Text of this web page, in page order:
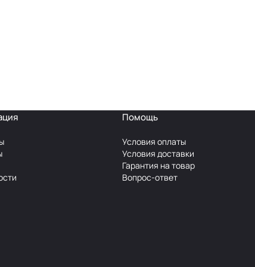
Помощь
Условия оплаты
Условия доставки
Гарантия на товар
Вопрос-ответ